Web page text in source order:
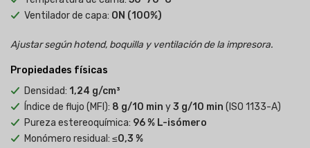
Ventilador de capa: ON (100%)
Ajustar según hotend, boquilla y ventilación de la impresora.
Propiedades físicas
Densidad: 1,24 g/cm³
Índice de flujo (MFI): 8 g/10 min y3 g/10 min (ISO 1133-A)
Pureza estereoquímica: 96 % L-isómero
Monómero residual: ≤0,3 %